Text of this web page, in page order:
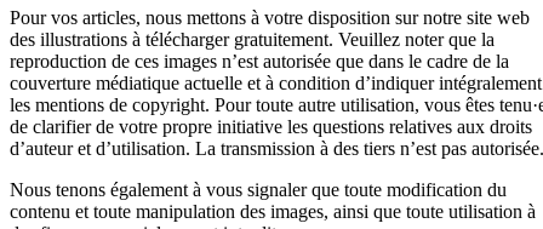
Pour vos articles, nous mettons à votre disposition sur notre site web
des illustrations à télécharger gratuitement. Veuillez noter que la
reproduction de ces images n’est autorisée que dans le cadre de la
couverture médiatique actuelle et à condition d’indiquer intégralement
les mentions de copyright. Pour toute autre utilisation, vous êtes
de clarifier de votre propre initiative les questions relatives aux droits
d’auteur et d’utilisation. La transmission à des tiers n’est pas autorisée.
Nous tenons également à vous signaler que toute modification du
contenu et toute manipulation des images, ainsi que toute utilisation à